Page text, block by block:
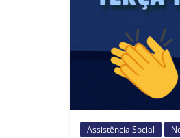
Assistência Social